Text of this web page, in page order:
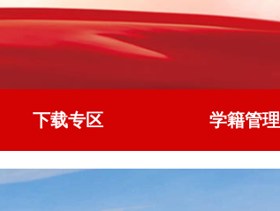
下载专区 学籍管理